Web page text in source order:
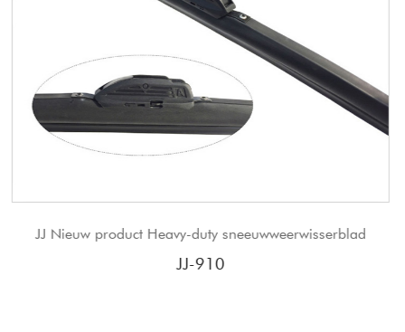
sneeuwweerwisserblad
JJ Concurrerende Prijs